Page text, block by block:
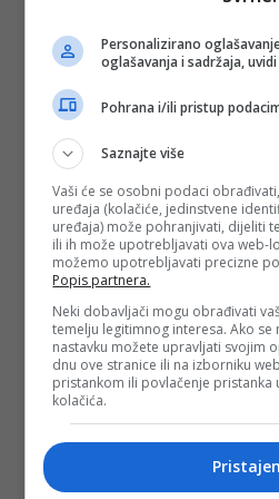
#dan općine stari grad
katedrale
#enes begović
Personalizirano
oglašavanja i sadržaja,
Pohrana i/ili pristup
Saznajte više
Vaši će se osobni podaci
uređaja (kolačiće, jedinstvene
uređaja) može pohranjivati, dijeliti
ili ih može upotrebljavati ova web-
možemo upotrebljavati precizne
Popis partnera.
Neki dobavljači mogu obrađivati
temelju legitimnog interesa. Ako se
nastavku možete upravljati svojim
dnu ove stranice ili na izborniku
pristankom ili povlačenje pristanka
kolačića.